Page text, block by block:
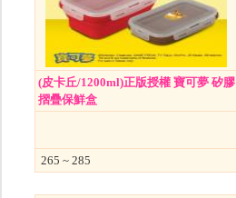
(皮卡丘/1200ml)正版授權 寶可夢 矽膠
摺疊保鮮盒
265 ~ 285